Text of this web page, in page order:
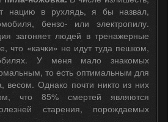
нацию в рухлядь, я бы назвал,
бензо- или электропилу.
загоняет людей в тренажерные
что «качки» не идут туда пешком,
У меня мало знакомых
то есть оптимальным для
весом. Однако почти никто из них
что 85% смертей являются
старения, порождаемых